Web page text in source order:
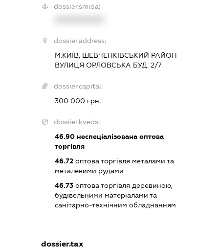
dossier.smida:
dossier.address:
М.КИЇВ, ШЕВЧЕНКІВСЬКИЙ РАЙОН
ВУЛИЦЯ ОРЛОВСЬКА БУД. 2/7
dossier.capital:
300 000 грн.
dossier.kveds:
46.90неспеціалізована оптова
торгівля
46.72оптова торгівля металами та
металевими рудами
46.73оптова торгівля деревиною,
будівельними матеріалами та
санітарно-технічним обладнанням
dossier.tax